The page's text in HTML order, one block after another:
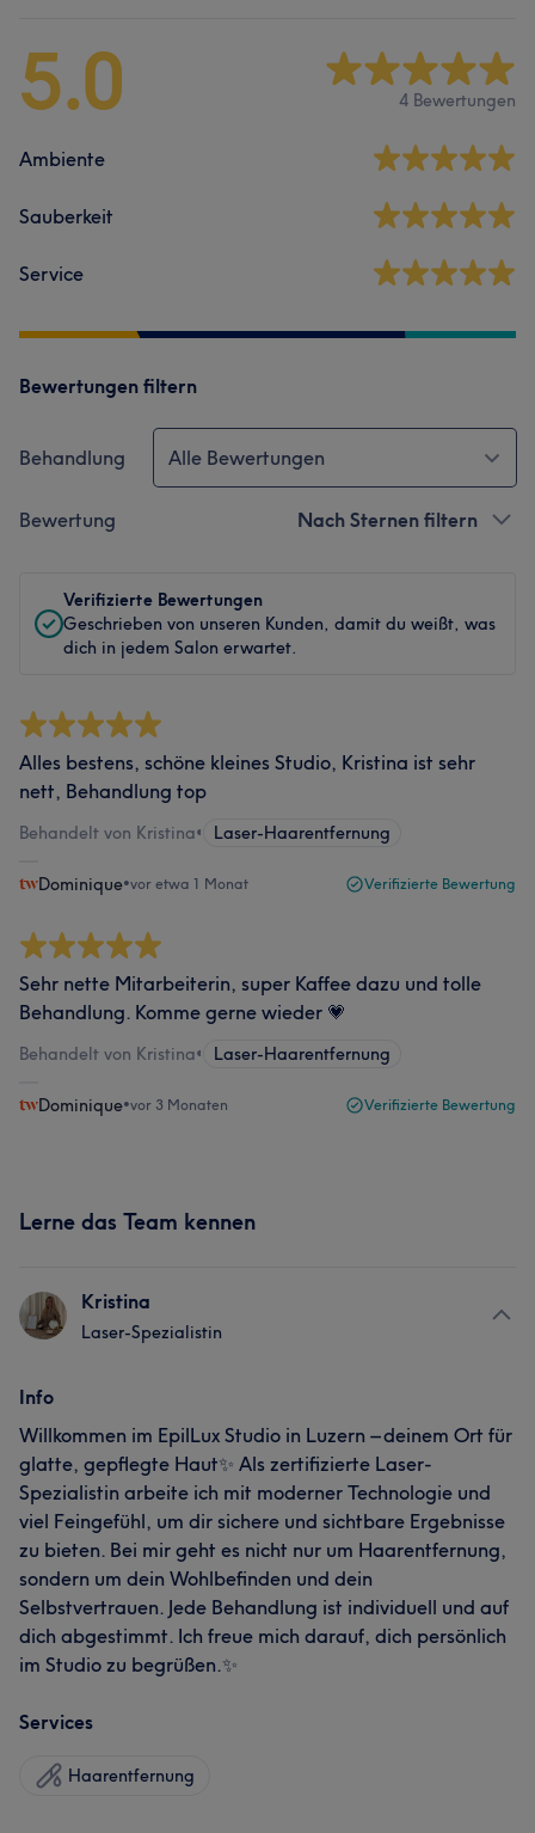
5.0 4 Bewertungen
Ambiente
Sauberkeit
Service
Bewertungen filtern
Behandlung Alle Bewertungen
Bewertung Nach Sternen filtern
Verifizierte Bewertungen
Geschrieben von unseren Kunden, damit du weißt, was
dich in jedem Salon erwartet.
Alles bestens, schöne kleines Studio, Kristina ist sehr
nett, Behandlung top
Behandelt von Kristina• Laser-Haarentfernung
Dominique•vor etwa 1 Monat Verifizierte Bewertung
Sehr nette Mitarbeiterin, super Kaffee dazu und tolle
Behandlung. Komme gerne wieder 💗
Behandelt von Kristina• Laser-Haarentfernung
Dominique•vor 3 Monaten Verifizierte Bewertung
Lerne das Team kennen
Kristina
Laser-Spezialistin
Info
Willkommen im EpilLux Studio in Luzern – deinem Ort für
glatte, gepflegte Haut✨ Als zertifizierte Laser-
Spezialistin arbeite ich mit moderner Technologie und
viel Feingefühl, um dir sichere und sichtbare Ergebnisse
zu bieten. Bei mir geht es nicht nur um Haarentfernung,
sondern um dein Wohlbefinden und dein
Selbstvertrauen. Jede Behandlung ist individuell und auf
dich abgestimmt. Ich freue mich darauf, dich persönlich
im Studio zu begrüßen.✨
Services
Haarentfernung